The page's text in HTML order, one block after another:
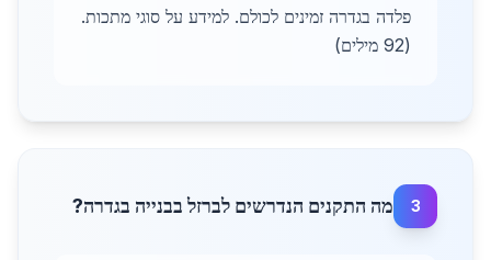
פלדה בגדרה זמינים לכולם. למידע על סוגי מתכות.
(92 מילים)
3 מה התקנים הנדרשים לברזל בבנייה בגדרה?